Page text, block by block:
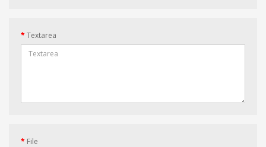
Textarea
File